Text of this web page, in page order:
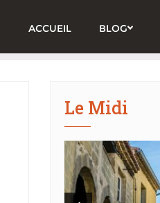
ACCUEIL BLOG
Le Midi